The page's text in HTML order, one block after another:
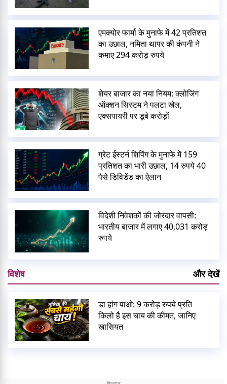
एमक्योर फार्मा के मुनाफे में 42 प्रतिशत
का उछाल, नमिता थापर की कंपनी ने
कमाए 294 करोड़ रुपये
शेयर बाजार का नया नियम: क्लोजिंग
ऑक्शन सिस्टम ने पलटा खेल,
एक्सपायरी पर डूबे करोड़ों
ग्रेट ईस्टर्न शिपिंग के मुनाफे में 159
प्रतिशत का भारी उछाल, 14 रुपये 40
पैसे डिविडेंड का ऐलान
विदेशी निवेशकों की जोरदार वापसी:
भारतीय बाजार में लगाए 40,031 करोड़
रुपये
विशेष और देखें
डा हांग पाओ: 9 करोड़ रुपये प्रति
किलो है इस चाय की कीमत, जानिए
खासियत